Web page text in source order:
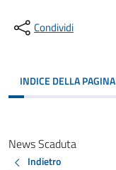
Condividi
INDICE DELLA PAGINA
News Scaduta
Indietro